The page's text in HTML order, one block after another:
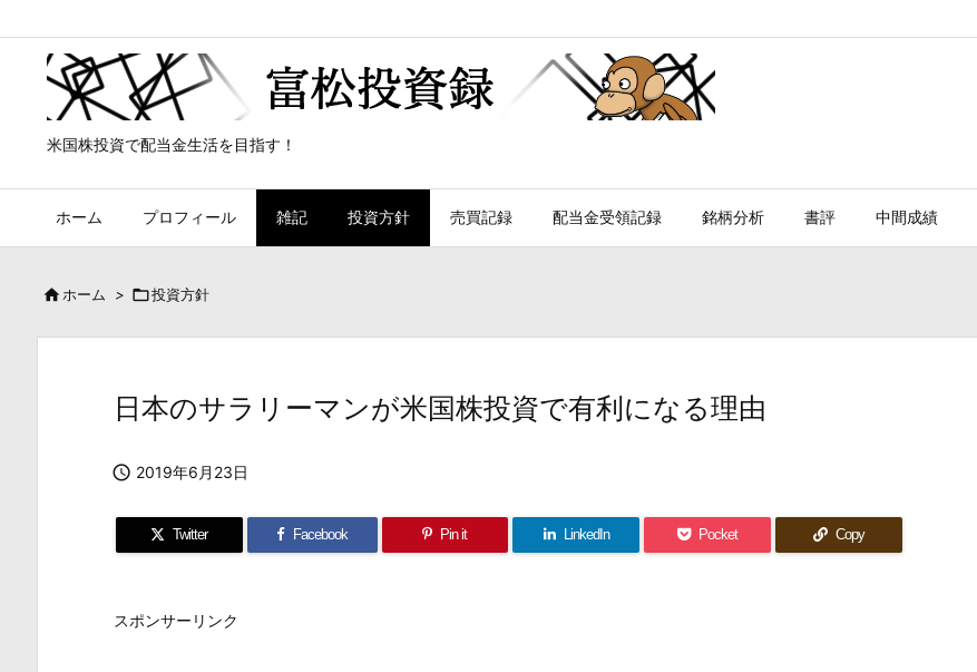
米国株投資で配当金生活を目指す！
ホーム プロフィール 雑記 投資方針 売買記録 配当金受領記録 銘柄分析 書評 中間成績
 ホーム > 投資方針
日本のサラリーマンが米国株投資で有利になる理由
 2019年6月23日
Twitter Facebook Pin it LinkedIn Pocket Copy
スポンサーリンク